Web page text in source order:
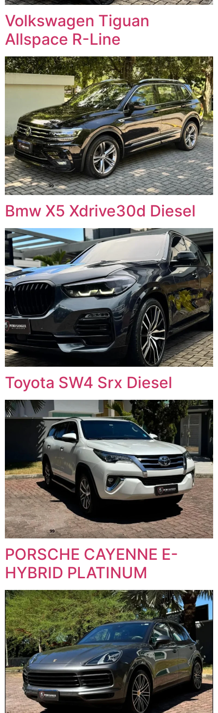
Volkswagen Tiguan
Allspace R-Line
Bmw X5 Xdrive30d Diesel
Toyota SW4 Srx Diesel
PORSCHE CAYENNE E-
HYBRID PLATINUM